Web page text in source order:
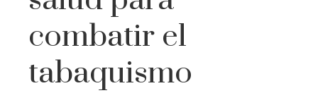
combatir el
tabaquismo